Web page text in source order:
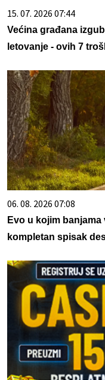
15. 07. 2026 07:44
Većina građana
letovanje - ovih 7
06. 08. 2026 07:08
Evo u kojim banjama
kompletan spisak